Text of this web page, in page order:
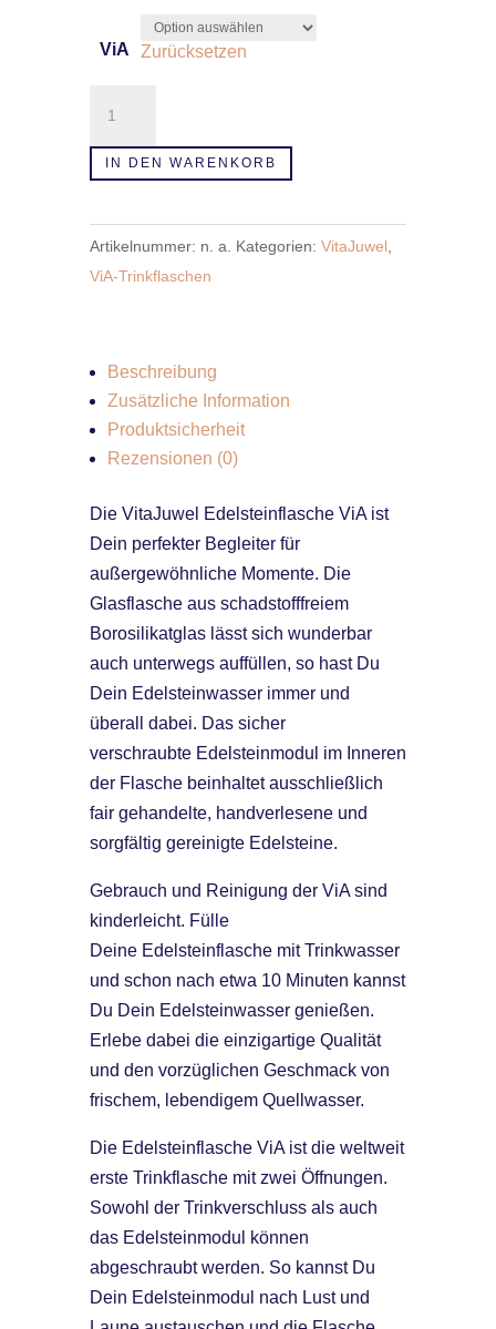
ViA Zurücksetzen
Menge
IN DEN WARENKORB
Artikelnummer: n. a. Kategorien: VitaJuwel,
ViA-Trinkflaschen
Beschreibung
Zusätzliche Information
Produktsicherheit
Rezensionen (0)
Die VitaJuwel Edelsteinflasche ViA ist
Dein perfekter Begleiter für
außergewöhnliche Momente. Die
Glasflasche aus schadstofffreiem
Borosilikatglas lässt sich wunderbar
auch unterwegs auffüllen, so hast Du
Dein Edelsteinwasser immer und
überall dabei. Das sicher
verschraubte Edelsteinmodul im Inneren
der Flasche beinhaltet ausschließlich
fair gehandelte, handverlesene und
sorgfältig gereinigte Edelsteine.
Gebrauch und Reinigung der ViA sind
kinderleicht. Fülle
Deine Edelsteinflasche mit Trinkwasser
und schon nach etwa 10 Minuten kannst
Du Dein Edelsteinwasser genießen.
Erlebe dabei die einzigartige Qualität
und den vorzüglichen Geschmack von
frischem, lebendigem Quellwasser.
Die Edelsteinflasche ViA ist die weltweit
erste Trinkflasche mit zwei Öffnungen.
Sowohl der Trinkverschluss als auch
das Edelsteinmodul können
abgeschraubt werden. So kannst Du
Dein Edelsteinmodul nach Lust und